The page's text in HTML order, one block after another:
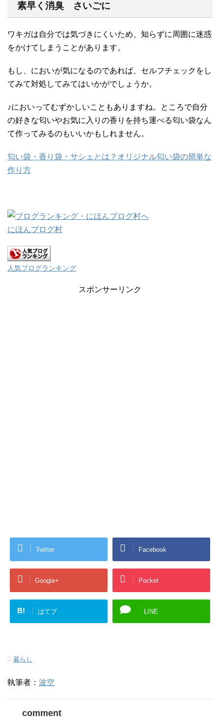
素早く消臭 さいごに
ワキガは自分では気づきにくいため、知らずに周囲に迷惑
をかけてしまうことがあります。
もし、においが気になるのであれば、セルフチェックをし
てみて対処してみてはいかがでしょうか。
♪においってむずかしいこともありますね。ところで自分
の好きな匂いやお気に入りの香りを持ち運べる匂い袋なん
て作ってみるのもいいかもしれません。
匂い袋・香り袋・サシェとは？オリジナル匂い袋の簡単な
作り方
にほんブログ村
人気ブログランキング
スポンサーリンク
Twitter Facebook
Google+ Pocket
B! はてブ LINE
-暮らし
執筆者： 波空
comment